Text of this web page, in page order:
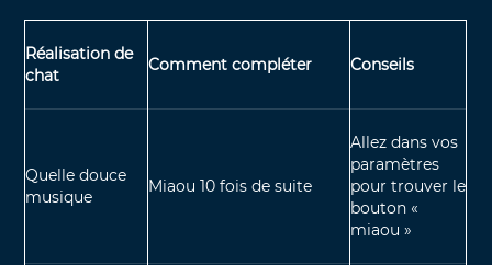
Réalisation de
chat
Comment compléter Conseils
Quelle douce
musique
Miaou 10 fois de suite
Allez dans vos
paramètres
pour trouver le
bouton «
miaou »